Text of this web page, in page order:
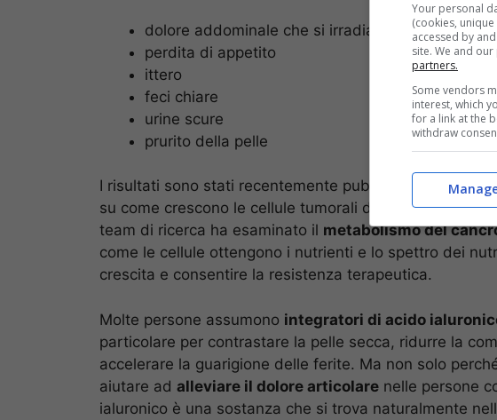
dolore addominale che si irradia alla schiena
perdita di appetito
ittero
feci chiare
urine scure
prurito della pelle
I risultati sono stati recentemente pubblicati su eLife, e
su come crescono le cellule tumorali del pancreas,
team di ricerca ha esaminato il metabolismo del
come le cellule ottengono i nutrienti e lo spettro dei
crescita e consentire la resistenza terapeutica.
Molte persone assumono integratori di acido
particolare per contrastare la pelle secca, ridurre la
accelerare la guarigione delle ferite. Ma non solo
aiutare ad alleviare il dolore articolare nelle persone
ialuronico è una sostanza che si trova naturalmente
Your personal
(cookies,
accessed by
site. We and
partners.
Some vendors
interest, which
for a link at the
withdraw